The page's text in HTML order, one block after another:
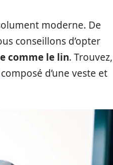
moderne. De
conseillons d’opter
comme le lin. Trouvez,
composé d’une veste et